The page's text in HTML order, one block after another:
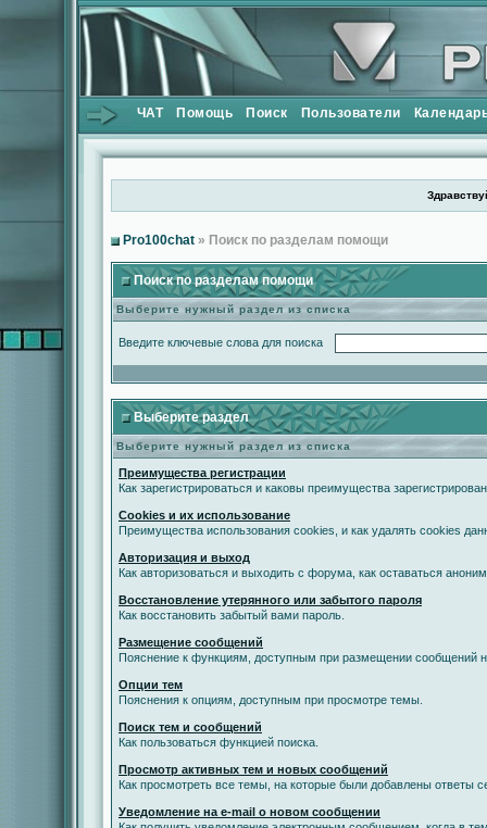
ЧАТ Помощь Поиск Пользователи
Pro100chat » Поиск по разделам помощи
Поиск по разделам помощи
Выберите нужный раздел из списка
Введите ключевые слова для поиска
Выберите раздел
Выберите нужный раздел из списка
Преимущества регистрации
Как зарегистрироваться и каковы преимущества
Cookies и их использование
Преимущества использования cookies, и как удалять cookies
Авторизация и выход
Как авторизоваться и выходить с форума, как оставаться
Восстановление утерянного или забытого пароля
Как восстановить забытый вами пароль.
Размещение сообщений
Пояснение к функциям, доступным при размещении сообщений
Опции тем
Пояснения к опциям, доступным при просмотре темы.
Поиск тем и сообщений
Как пользоваться функцией поиска.
Просмотр активных тем и новых сообщений
Как просмотреть все темы, на которые были добавлены ответы
Уведомление на е-mail о новом сообщении